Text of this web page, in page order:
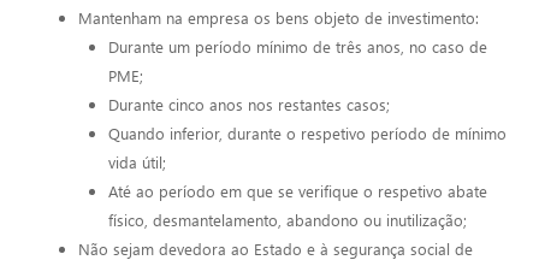
Mantenham na empresa os bens objeto de investimento:
Durante um período mínimo de três anos, no caso de
PME;
Durante cinco anos nos restantes casos;
Quando inferior, durante o respetivo período de mínimo
vida útil;
Até ao período em que se verifique o respetivo abate
físico, desmantelamento, abandono ou inutilização;
Não sejam devedora ao Estado e à segurança social de